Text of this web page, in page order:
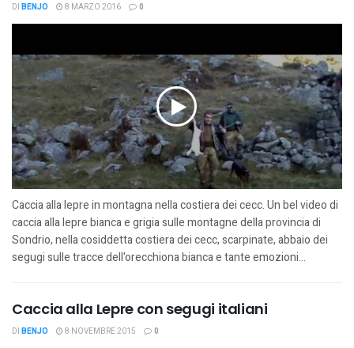
DI BENJO 8 MARZO 2016 0
Caccia alla lepre in montagna nella costiera dei cecc. Un bel video di
caccia alla lepre bianca e grigia sulle montagne della provincia di
Sondrio, nella cosiddetta costiera dei cecc, scarpinate, abbaio dei
segugi sulle tracce dell'orecchiona bianca e tante emozioni...
Caccia alla Lepre con segugi italiani
DI BENJO 8 NOVEMBRE 2015 0